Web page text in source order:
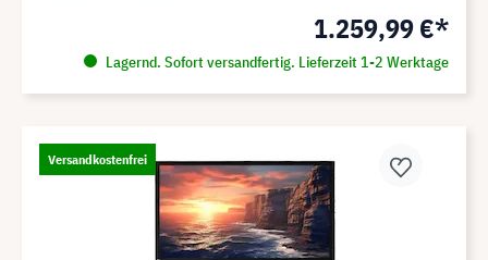
1.259,99 €*
Lagernd. Sofort versandfertig. Lieferzeit 1-2 Werktage
Versandkostenfrei